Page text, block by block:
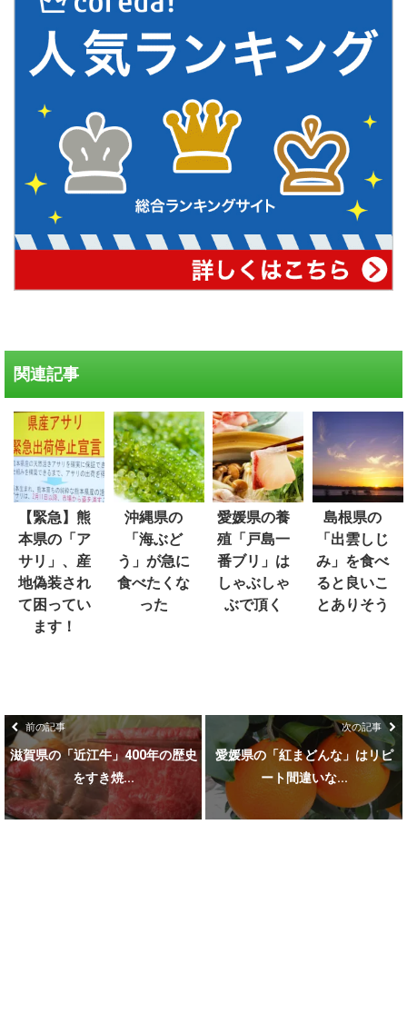
関連記事
【緊急】熊
本県の「ア
サリ」、産
地偽装され
て困ってい
ます！
沖縄県の
「海ぶど
う」が急に
食べたくな
った
愛媛県の養
殖「戸島一
番ブリ」は
しゃぶしゃ
ぶで頂く
島根県の
「出雲しじ
み」を食べ
ると良いこ
とありそう
前の記事
滋賀県の「近江牛」400年の歴史
をすき焼...
次の記事
愛媛県の「紅まどんな」はリピ
ート間違いな...